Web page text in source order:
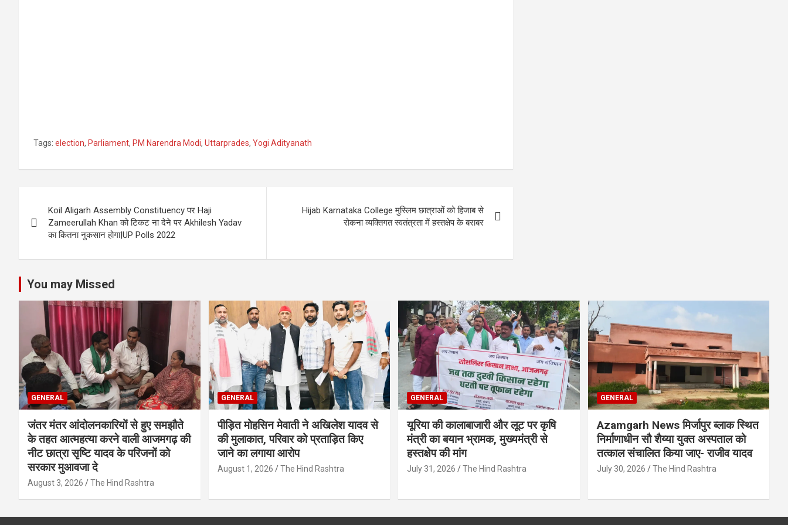
Tags: election, Parliament, PM Narendra Modi, Uttarprades, Yogi Adityanath
navigation
Koil Aligarh Assembly Constituency पर Haji
Zameerullah Khan को टिकट ना देने पर Akhilesh Yadav
का कितना नुकसान होगा|UP Polls 2022
Hijab Karnataka College मुस्लिम छात्राओं को हिजाब से
रोकना व्यक्तिगत स्वतंत्रता में हस्तक्षेप के बराबर
You may Missed
GENERAL
जंतर मंतर आंदोलनकारियों से हुए समझौते
के तहत आत्महत्या करने वाली आजमगढ़ की
नीट छात्रा सृष्टि यादव के परिजनों को
सरकार मुआवजा दे
August 3, 2026 The Hind Rashtra
GENERAL
पीड़ित मोहसिन मेवाती ने अखिलेश यादव से
की मुलाकात, परिवार को प्रताड़ित किए
जाने का लगाया आरोप
August 1, 2026 The Hind Rashtra
GENERAL
यूरिया की कालाबाजारी और लूट पर कृषि
मंत्री का बयान भ्रामक, मुख्यमंत्री से
हस्तक्षेप की मांग
July 31, 2026 The Hind Rashtra
GENERAL
Azamgarh News मिर्जापुर ब्लाक स्थित
निर्माणाधीन सौ शैय्या युक्त अस्पताल को
तत्काल संचालित किया जाए- राजीव यादव
July 30, 2026 The Hind Rashtra